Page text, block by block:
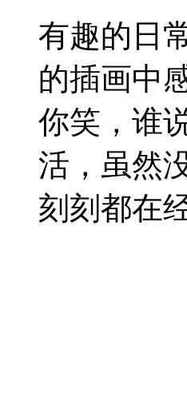
有趣的日
的插画中
你笑，谁
活，虽然
刻刻都在